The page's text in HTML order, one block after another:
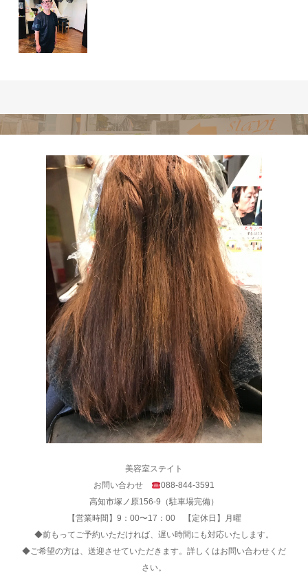
美容室ステイト
お問い合わせ
088-844-3591
高知市塚ノ原156-9（駐車場完備）
【営業時間】9：00〜17：00 【定休日】月曜
◆前もってご予約いただければ、遅い時間にも対応いたします。
◆ご希望の方は、送迎させていただきます。詳しくはお問い合わせくだ
さい。